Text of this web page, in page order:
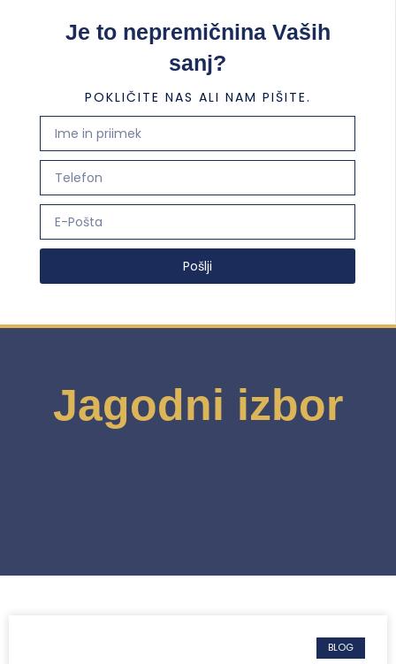
Je to nepremičnina Vaših
sanj?
POKLIČITE NAS ALI NAM PIŠITE.
Pošlji
Jagodni izbor
BLOG